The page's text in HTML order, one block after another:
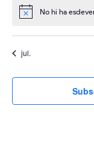
NoticeNo hi ha
jul.